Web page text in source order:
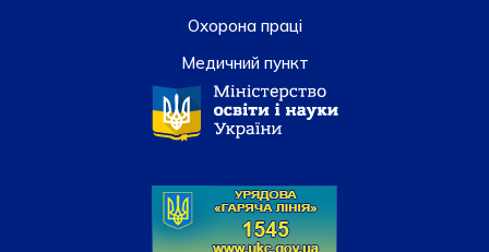
Охорона праці
Медичний пункт